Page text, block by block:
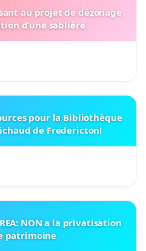
au projet de dézonage
d’une sablière
pour la Bibliothèque
de Fredericton!
NON a la privatisation
patrimoine